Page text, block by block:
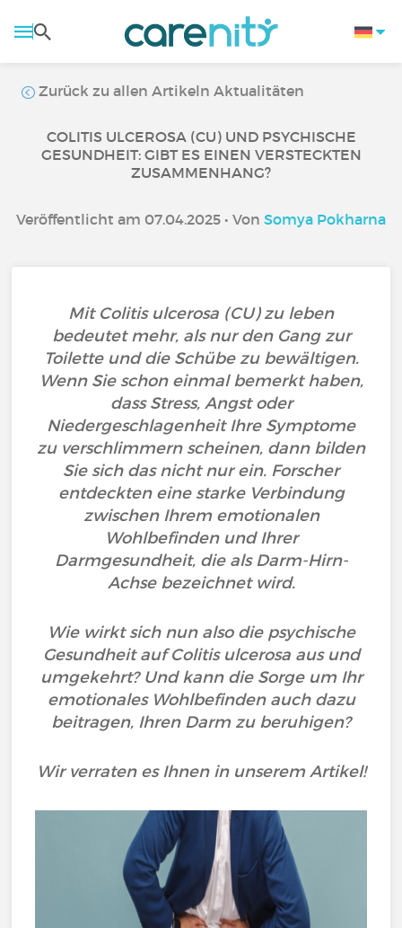
Zurück zu allen Artikeln Aktualitäten
COLITIS ULCEROSA (CU) UND PSYCHISCHE
GESUNDHEIT: GIBT ES EINEN VERSTECKTEN
ZUSAMMENHANG?
Veröffentlicht am 07.04.2025 • Von Somya Pokharna
Mit Colitis ulcerosa (CU) zu leben
bedeutet mehr, als nur den Gang zur
Toilette und die Schübe zu bewältigen.
Wenn Sie schon einmal bemerkt haben,
dass Stress, Angst oder
Niedergeschlagenheit Ihre Symptome
zu verschlimmern scheinen, dann bilden
Sie sich das nicht nur ein. Forscher
entdeckten eine starke Verbindung
zwischen Ihrem emotionalen
Wohlbefinden und Ihrer
Darmgesundheit, die als Darm-Hirn-
Achse bezeichnet wird.
Wie wirkt sich nun also die psychische
Gesundheit auf Colitis ulcerosa aus und
umgekehrt? Und kann die Sorge um Ihr
emotionales Wohlbefinden auch dazu
beitragen, Ihren Darm zu beruhigen?
Wir verraten es Ihnen in unserem Artikel!